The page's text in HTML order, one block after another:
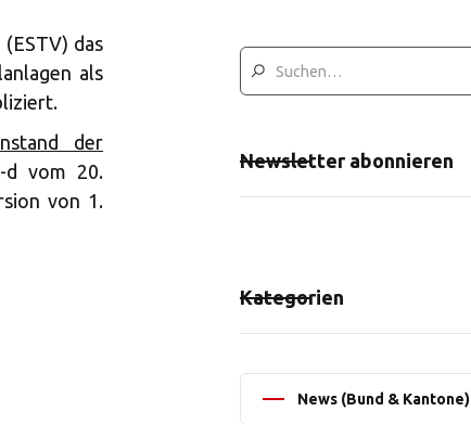
das
als
der
d vom 20.
von 1.
Newsletter abonnieren
Kategorien
News (Bund & Kantone)